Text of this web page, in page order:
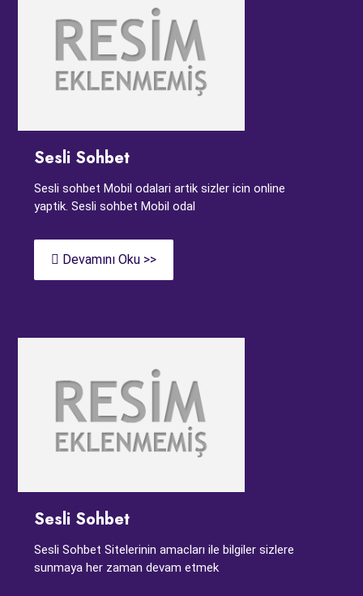
Sesli Sohbet
Sesli sohbet Mobil odalari artik sizler icin online
yaptik. Sesli sohbet Mobil odal
Devamını Oku >>
Sesli Sohbet
Sesli Sohbet Sitelerinin amacları ile bilgiler sizlere
sunmaya her zaman devam etmek